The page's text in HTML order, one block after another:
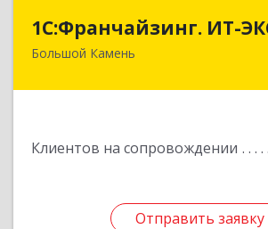
1С:Франчайзинг. ИТ-
Большой Камень
Клиентов на сопровождении
Отправить заявку
1С:Франчайзинг.
692806, Приморский край,
Отправить заявку